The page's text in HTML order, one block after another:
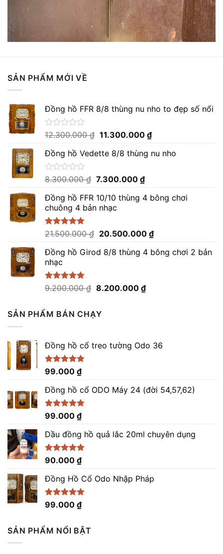
SẢN PHẨM MỚI VỀ
Đồng hồ FFR 8/8 thùng nu nho to đẹp số nổi
Được
hạng
0
5
12.300.000₫ Giá
là:
11.300.000 ₫Giá
tại
Đồng hồ Vedette 8/8 thùng nu nho
Được
hạng
0
5
sao
8.300.000₫ Giá
là:
8.300.000 ₫.
7.300.000 ₫Giá
tại
Đồng hồ FFR 10/10 thùng 4 bông chơi
chuông 4 bản nhạc
Được xếp
5 sao
21.500.000₫ Giá
là:
20.500.000 ₫Giá
tại
Đồng hồ Girod 8/8 thùng 4 bông chơi 2 bản
nhạc
Được xếp
9.200.000₫ Giá
là:
9.200.000 ₫.
8.200.000 ₫Giá
SẢN PHẨM BÁN CHẠY
Đồng hồ cổ treo tường Odo 36
Được xếp
4.86
5 sao
99.000 ₫
Đồng hồ cổ ODO Máy 24 (đời 54,57,62)
Được xếp
5.00
5 sao
99.000 ₫
Dầu đồng hồ quả lắc 20ml chuyên dụng
Được xếp
5.00
5 sao
90.000 ₫
Đồng Hồ Cổ Odo Nhập Pháp
Được xếp
4.96
99.000 ₫
SẢN PHẨM NỔI BẬT